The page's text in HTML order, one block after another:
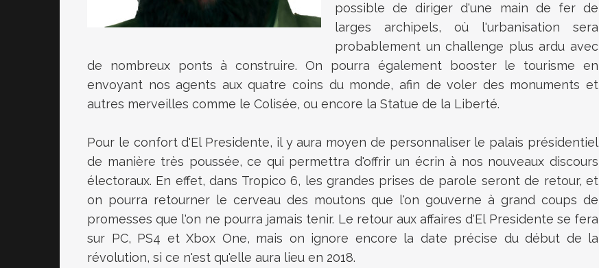
possible de diriger d'une main de fer de
larges archipels, où l'urbanisation sera
probablement un challenge plus ardu avec
de nombreux ponts à construire. On pourra également booster le tourisme en
envoyant nos agents aux quatre coins du monde, afin de voler des monuments et
autres merveilles comme le Colisée, ou encore la Statue de la Liberté.
Pour le confort d'El Presidente, il y aura moyen de personnaliser le palais présidentiel
de manière très poussée, ce qui permettra d'offrir un écrin à nos nouveaux discours
électoraux. En effet, dans Tropico 6, les grandes prises de parole seront de retour, et
on pourra retourner le cerveau des moutons que l'on gouverne à grand coups de
promesses que l'on ne pourra jamais tenir. Le retour aux affaires d'El Presidente se fera
sur PC, PS4 et Xbox One, mais on ignore encore la date précise du début de la
révolution, si ce n'est qu'elle aura lieu en 2018.